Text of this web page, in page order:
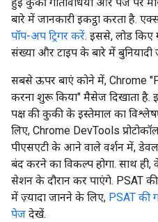
हुई कुकी गतिविधियों और पेज पर
बारे में जानकारी इकट्ठा करता है.
पॉप-अप ट्रिगर करें. इससे, लोड
संख्या और टाइप के बारे में बुनियादी
सबसे ऊपर बाएं कोने में, Chrome
करना शुरू किया" मैसेज दिखाता है.
पक्ष की कुकी के इस्तेमाल का
लिए, Chrome DevTools
पीएसएटी के आने वाले वर्शन में,
बंद करने का विकल्प होगा. साथ ही,
सेशन के दौरान कर पाएंगे. PSAT
में ज़्यादा जानने के लिए, PSAT की
पेज देखें.